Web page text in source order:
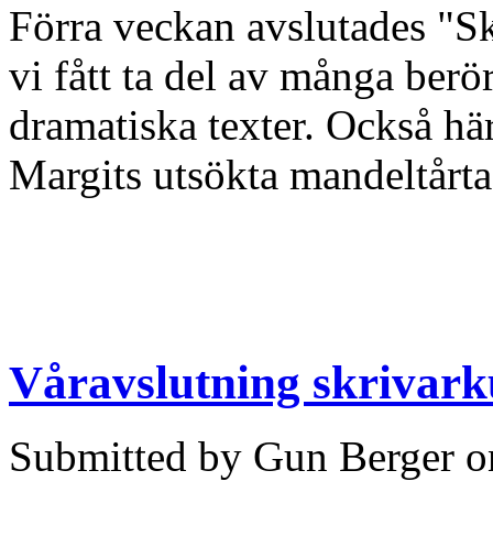
Förra veckan avslutades
vi fått ta del av många
dramatiska texter. Också
Margits utsökta
Våravslutning
Submitted by Gun Berger